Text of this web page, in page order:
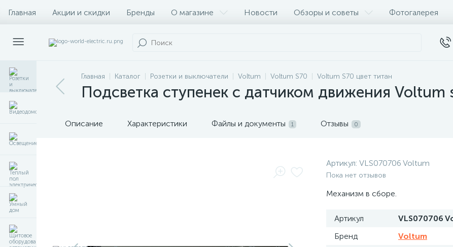
Главная Акции и скидки Бренды О магазине Новости Обзоры и советы Фотогалерея
Главная Каталог Розетки и выключатели Voltum Voltum S70 Voltum S70 цвет титан
Подсветка ступенек с датчиком движения Voltum
Описание Характеристики Файлы и документы 1 Отзывы 0
Артикул: VLS070706 Voltum
Пока нет отзывов
Механизм в сборе.
Артикул
VLS070706
Бренд
Voltum